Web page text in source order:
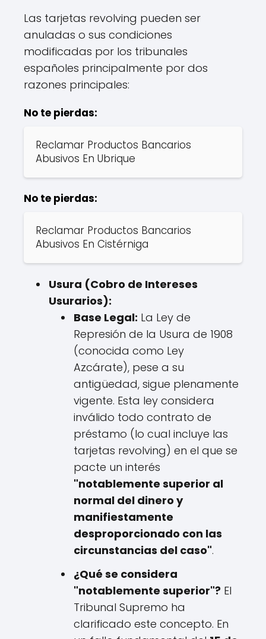
Las tarjetas revolving pueden ser
anuladas o sus condiciones
modificadas por los tribunales
españoles principalmente por dos
razones principales:
No te pierdas:
Reclamar Productos Bancarios
Abusivos En Ubrique
No te pierdas:
Reclamar Productos Bancarios
Abusivos En Cistérniga
Usura (Cobro de Intereses
Usurarios):
Base Legal: La Ley de
Represión de la Usura de 1908
(conocida como Ley
Azcárate), pese a su
antigüedad, sigue plenamente
vigente. Esta ley considera
inválido todo contrato de
préstamo (lo cual incluye las
tarjetas revolving) en el que se
pacte un interés
"notablemente superior al
normal del dinero y
manifiestamente
desproporcionado con las
circunstancias del caso".
¿Qué se considera
"notablemente superior"? El
Tribunal Supremo ha
clarificado este concepto. En